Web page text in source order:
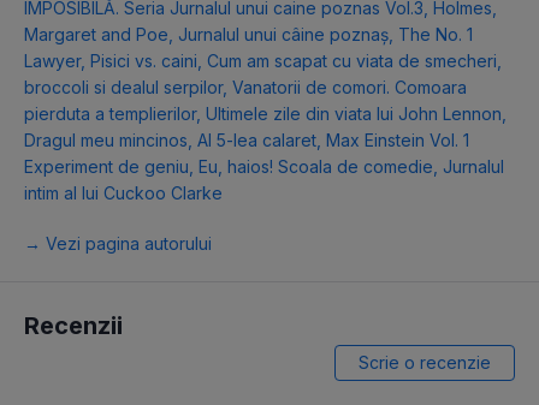
IMPOSIBILĂ. Seria Jurnalul unui caine poznas Vol.3 Holmes,
Margaret and Poe Jurnalul unui câine poznaș The No. 1
Lawyer, Pisici vs. caini Cum am scapat cu viata de smecheri,
broccoli si dealul serpilor, Vanatorii de comori. Comoara
pierduta a templierilor, Ultimele zile din viata lui John Lennon
Dragul meu mincinos Al 5-lea calaret Max Einstein Vol. 1
Experiment de geniu Eu, haios! Scoala de comedie Jurnalul
intim al lui Cuckoo Clarke
→ Vezi pagina autorului
Recenzii
Scrie o recenzie